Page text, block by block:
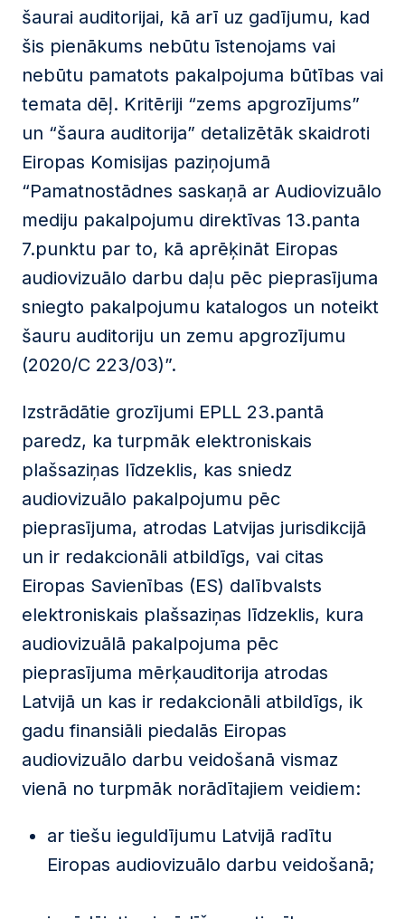
šaurai auditorijai, kā arī uz gadījumu, kad
šis pienākums nebūtu īstenojams vai
nebūtu pamatots pakalpojuma būtības vai
temata dēļ. Kritēriji “zems apgrozījums”
un “šaura auditorija” detalizētāk skaidroti
Eiropas Komisijas paziņojumā
“Pamatnostādnes saskaņā ar Audiovizuālo
mediju pakalpojumu direktīvas 13.panta
7.punktu par to, kā aprēķināt Eiropas
audiovizuālo darbu daļu pēc pieprasījuma
sniegto pakalpojumu katalogos un noteikt
šauru auditoriju un zemu apgrozījumu
(2020/C 223/03)”.
Izstrādātie grozījumi EPLL 23.pantā
paredz, ka turpmāk elektroniskais
plašsaziņas līdzeklis, kas sniedz
audiovizuālo pakalpojumu pēc
pieprasījuma, atrodas Latvijas jurisdikcijā
un ir redakcionāli atbildīgs, vai citas
Eiropas Savienības (ES) dalībvalsts
elektroniskais plašsaziņas līdzeklis, kura
audiovizuālā pakalpojuma pēc
pieprasījuma mērķauditorija atrodas
Latvijā un kas ir redakcionāli atbildīgs, ik
gadu finansiāli piedalās Eiropas
audiovizuālo darbu veidošanā vismaz
vienā no turpmāk norādītajiem veidiem:
ar tiešu ieguldījumu Latvijā radītu
Eiropas audiovizuālo darbu veidošanā;